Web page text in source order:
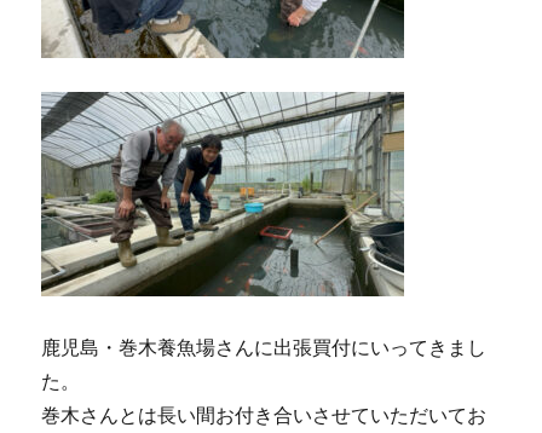
鹿児島・巻木養魚場さんに出張買付にいってきまし
た。
巻木さんとは長い間お付き合いさせていただいてお